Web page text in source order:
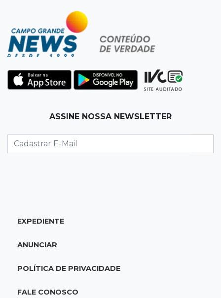
Reabertura
Biblioteca reabre quarta-feira com
programação cultural na Esplanada
Ferroviária
14:27 Eleições 2026
Fábio Trad propõe revisão de incentivos
Sesau cria comissão para revisar todas as
mortes em unidades de saúde
Adolescente acusado de atear fogo em amigo
ASSINE NOSSA NEWSLETTER
EXPEDIENTE
ANUNCIAR
POLÍTICA DE PRIVACIDADE
FALE CONOSCO